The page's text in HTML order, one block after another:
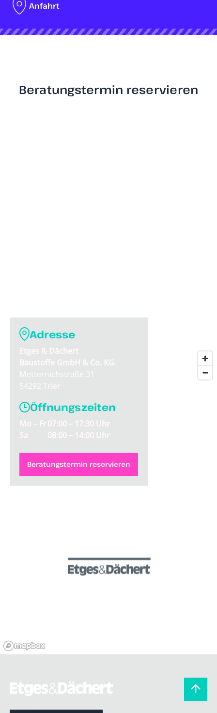
Anfahrt
Beratungstermin reservieren
Adresse
Etges & Dächert
Baustoffe GmbH & Co. KG
Metternichstraße 31
54292 Trier
Öffnungszeiten
Mo – Fr07:00 – 17:30 Uhr
Sa
08:00 – 14:00 Uhr
Beratungstermin reservieren